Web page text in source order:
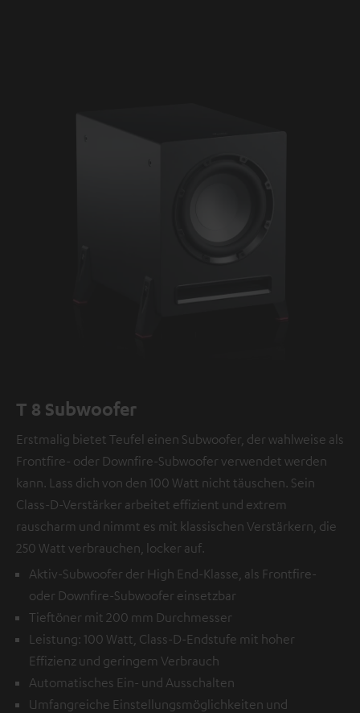
T 8 Subwoofer
Erstmalig bietet Teufel einen Subwoofer, der wahlweise als
Frontfire- oder Downfire-Subwoofer verwendet werden
kann. Lass dich von den 100 Watt nicht täuschen. Sein
Class-D-Verstärker arbeitet effizient und extrem
rauscharm und nimmt es mit klassischen Verstärkern, die
250 Watt verbrauchen, locker auf.
Aktiv-Subwoofer der High End-Klasse, als Frontfire-
oder Downfire-Subwoofer einsetzbar
Tieftöner mit 200 mm Durchmesser
Leistung: 100 Watt, Class-D-Endstufe mit hoher
Effizienz und geringem Verbrauch
Automatisches Ein- und Ausschalten
Umfangreiche Einstellungsmöglichkeiten und